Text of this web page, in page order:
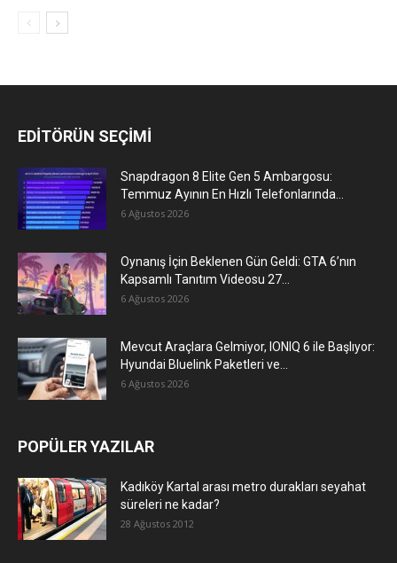
EDİTÖRÜN SEÇİMİ
Snapdragon 8 Elite Gen 5 Ambargosu:
Temmuz Ayının En Hızlı Telefonlarında...
6 Ağustos 2026
Oynanış İçin Beklenen Gün Geldi: GTA 6’nın
Kapsamlı Tanıtım Videosu 27...
6 Ağustos 2026
Mevcut Araçlara Gelmiyor, IONIQ 6 ile Başlıyor:
Hyundai Bluelink Paketleri ve...
6 Ağustos 2026
POPÜLER YAZILAR
Kadıköy Kartal arası metro durakları seyahat
süreleri ne kadar?
28 Ağustos 2012